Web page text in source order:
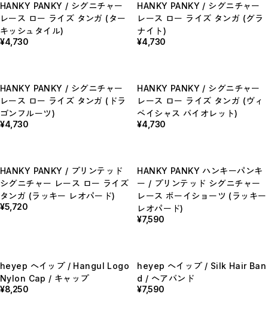
BELT / ベルト
LINGERIE / ブラ,ショーツ
GOODS / スカーフ,フレグランス , 他...
HOME / 照明
【MEN'S】ITEM LIST
SHOES / スニーカー,ブーツ,サンダル
HAT,CAP / ハット,キャップ
ACCESSORY / リング,ブレスレット
GOODS / ウォレット,バッグ,ベルト,ソックス
HOME / 照明
private
CLOSE
HANKY PANKY / シグニチャー
レース ロー ライズ タンガ (ター
キッシュタイル)
¥4,730
HANKY PANKY / シグニチャー
レース ロー ライズ タンガ (グラ
ナイト)
¥4,730
HANKY PANKY / シグニチャー
レース ロー ライズ タンガ (ドラ
ゴンフルーツ)
¥4,730
HANKY PANKY / シグニチャー
レース ロー ライズ タンガ (ヴィ
ベイシャス バイオレット)
¥4,730
HANKY PANKY / プリンテッド
シグニチャー レース ロー ライズ
タンガ (ラッキー レオパード)
¥5,720
HANKY PANKY ハンキーパンキ
ー / プリンテッド シグニチャー
レース ボーイショーツ (ラッキー
レオパード)
¥7,590
heyep へイップ / Hangul Logo
Nylon Cap / キャップ
¥8,250
heyep へイップ / Silk Hair Ban
d / ヘアバンド
¥7,590